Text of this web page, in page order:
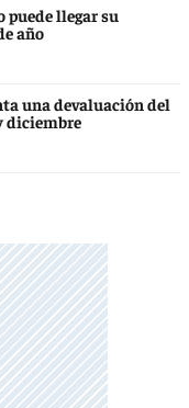
puede llegar su
año
una devaluación del
diciembre